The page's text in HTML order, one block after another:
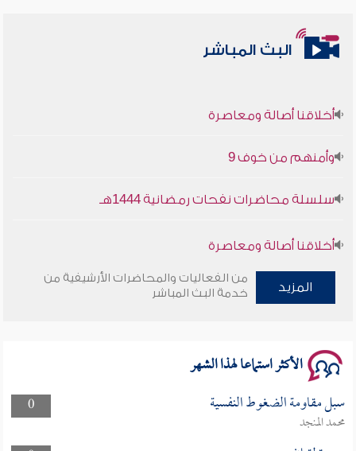
البث المباشر
أخلاقنا أصالة ومعاصرة
وأمنهم من خوف 9
سلسلة محاضرات نفحات رمضانية 1444هـ
أخلاقنا أصالة ومعاصرة
وأمنهم من خوف 9
المزيد
من الفعاليات والمحاضرات الأرشيفية من
خدمة البث المباشر
الأكثر استماعا لهذا الشهر
0 سبل مقاومة الضغوط النفسية
محمد المنجد